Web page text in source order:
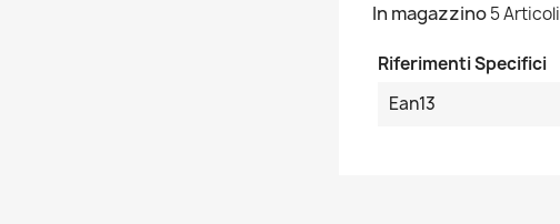
In magazzino5 Articoli
Riferimenti Specifici
Ean13